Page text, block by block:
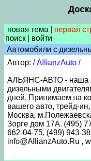
новая тема первая
поиск
войти
Автомобили с
Автор: / AllianzAuto /
АЛЬЯНС-АВТО - наша
дизельными
дней. Принимаем на
вашего авто, трейд-
Москва,
Зорге дом 17А. (495)
662-04-75, (499) 943-
info@AllianzAuto.Ru ,